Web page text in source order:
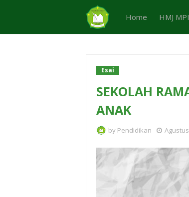
Home HMJ MPI
Esai
SEKOLAH
ANAK
by Pendidikan